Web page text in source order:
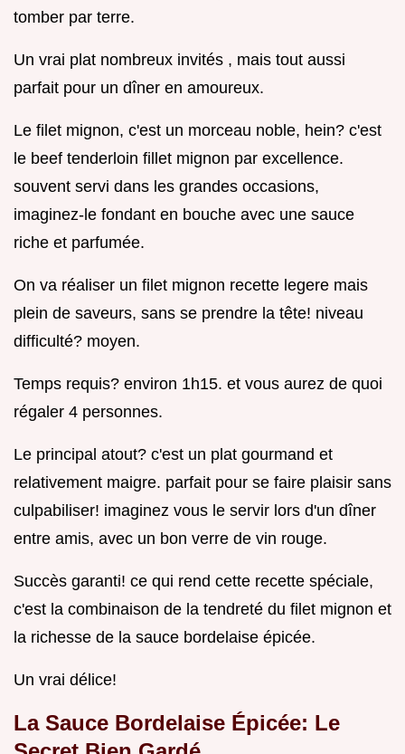
tomber par terre.
Un vrai plat nombreux invités , mais tout aussi
parfait pour un dîner en amoureux.
Le filet mignon, c'est un morceau noble, hein? c'est
le beef tenderloin fillet mignon par excellence.
souvent servi dans les grandes occasions,
imaginez-le fondant en bouche avec une sauce
riche et parfumée.
On va réaliser un filet mignon recette legere mais
plein de saveurs, sans se prendre la tête! niveau
difficulté? moyen.
Temps requis? environ 1h15. et vous aurez de quoi
régaler 4 personnes.
Le principal atout? c'est un plat gourmand et
relativement maigre. parfait pour se faire plaisir sans
culpabiliser! imaginez vous le servir lors d'un dîner
entre amis, avec un bon verre de vin rouge.
Succès garanti! ce qui rend cette recette spéciale,
c'est la combinaison de la tendreté du filet mignon et
la richesse de la sauce bordelaise épicée.
Un vrai délice!
La Sauce Bordelaise Épicée: Le